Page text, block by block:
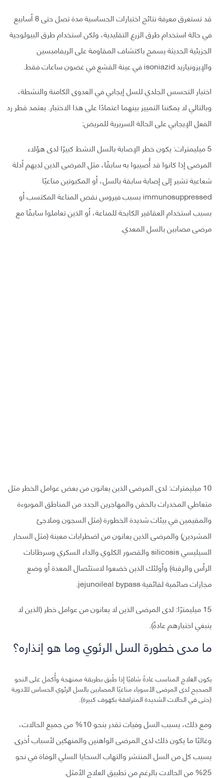
قد تستغرق معرفة نتائج اختبارات الحساسية مدة تصل حتى 8 أسابيع
في حالة استخدام طرق الزرع التقليدية، ولكن استخدام طرق البيولوجية
الجزيئية الحديثة يسمح باكتشاف المقاومة على الريفامبسين
والإيزونيازيد isoniazid في عينة القشع في غضون ساعات فقط.
اختبار التحسس الجلدي للسل إيجابي في العدوى الكامنة والنشطة،
وبالتالي لا يمكننا التمييز بينهما اعتمادًا على هذا الاختبار. يعتمد قطر رد
الفعل الإيجابي على الحالة السريرية للمريض:
5 ميليمترات: يكون خطر الإصابة بالسل النشط كبيرًا لدى هؤلاء
المرضى إذا كانوا قد أُصيبوا به سابقًا، مثل المرضى الذين لديهم أدلة
شعاعية تشير إلى إصابة سابقة بالسل، أو المكبوتين مناعيًا
immunosuppressed بسبب فيروس نقص المناعة المكتسب أو
بسبب استخدام العقاقير الكابحة للمناعة، أو الذين تعاملوا سابقًا مع
مرضى مصابين بالسل المعدي.
10 ميليمترات: لدى المرضى الذين يعانون من بعض عوامل الخطر مثل
متعاطي المخدرات بالحقن والمهاجرين الجدد من المناطق الموبوءة
والمقيمين في بيئات شديدة الخطورة (مثل السجون وملاجئ
المشردين) والمرضى الذين يعانون من اضطرابات معينة (مثل السحار
السيليسي silicosis والقصور الكلوي والداء السكري وسرطانات
الرأس والرقبة) وأولئك الذين خضعوا لاستئصال المعدة أو وضع
مجازات صائمية لفائفية jejunoileal bypass.
15 ميليمترًا: لدى المرضى الذين لا يعانون من عوامل خطر (الذين لا
ينبغي اختبارهم عادةً).
ما مدى خطورة السل الرئوي وما هو إنذاره؟
يكون العلاج المناسب عادةً شافيًا إذا طُبق بطريقة ممنهجة وأُكمل على النحو
الصحيح لدى المرضى الأسوياء مناعيًا المصابين بالسل الرئوي الحساس للأدوية
(حتى في الحالات الشديدة المترافقة بكهوف كبيرة).
ومع ذلك، يسبب السل وفيات تقدر بنحو 10% من جميع الحالات،
وغالبًا ما يكون ذلك لدى المرضى الواهنين والمنهكين لأسباب أخرى.
يسبب كل من السل المنتشر والتهاب السحايا السلي الوفاة في نحو
25% من الحالات بالرغم من تطبيق العلاج الأمثل.